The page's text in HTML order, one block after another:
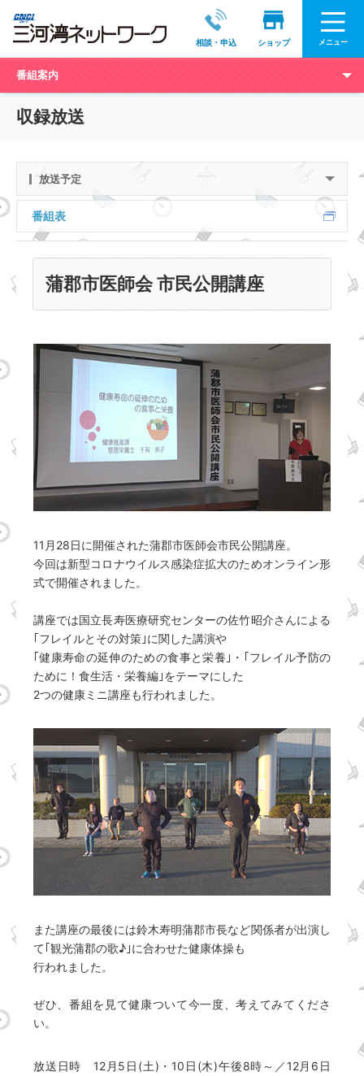
相談・申込 ショップ メニュー
番組案内
収録放送
放送予定
番組表
蒲郡市医師会 市民公開講座
11月28日に開催された蒲郡市医師会市民公開講座。
今回は新型コロナウイルス感染症拡大のためオンライン形
式で開催されました。
講座では国立長寿医療研究センターの佐竹昭介さんによる
｢フレイルとその対策｣に関した講演や
｢健康寿命の延伸のための食事と栄養｣・｢フレイル予防の
ために！食生活・栄養編｣をテーマにした
2つの健康ミニ講座も行われました。
また講座の最後には鈴木寿明蒲郡市長など関係者が出演し
て｢観光蒲郡の歌♪｣に合わせた健康体操も
行われました。
ぜひ、番組を見て健康ついて今一度、考えてみてくださ
い。
放送日時 12月5日(土)・10日(木)午後8時～／12月6日